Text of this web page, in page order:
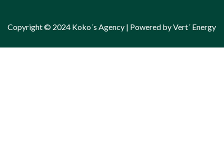
Copyright © 2024 Koko´s Agency | Powered by Vert´ Energy